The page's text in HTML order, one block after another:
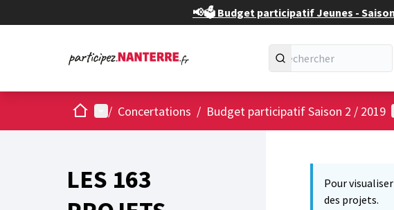
📢🗳️ Budget participatif Jeunes -
AccueilMenu principal
/ Concertations / Budget participatif Saison 2 / 2019
LES 163
Pour
des projets.